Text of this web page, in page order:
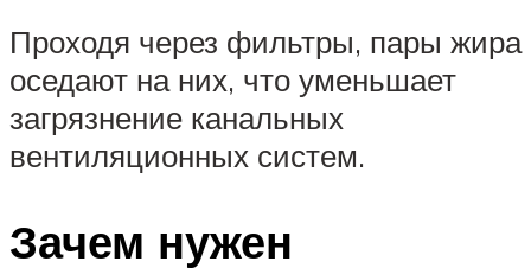
Проходя через фильтры, пары жира
оседают на них, что уменьшает
загрязнение канальных
вентиляционных систем.
Зачем нужен